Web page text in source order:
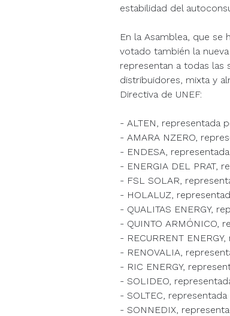
estabilidad del
En la Asamblea, que
votado también la
representan a todas las
distribuidores, mixta y
Directiva de UNEF:
- ALTEN, representada
- AMARA NZERO,
- ENDESA,
- ENERGIA DEL PRAT,
- FSL SOLAR,
- HOLALUZ,
- QUALITAS ENERGY,
- QUINTO ARMÓNICO,
- RECURRENT
- RENOVALIA,
- RIC ENERGY,
- SOLIDEO,
- SOLTEC,
- SONNEDIX,